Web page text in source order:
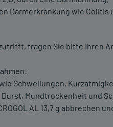
Darmerkrankung wie Colitis
fragen Sie bitte Ihren
Schwellungen,
Mundtrockenheit und
AL 13,7 g abbrechen